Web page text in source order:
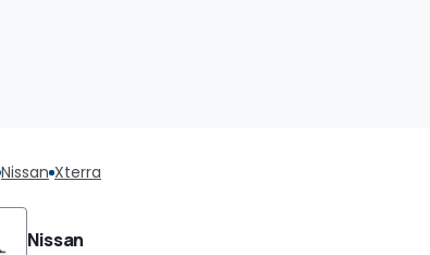
Nissan Xterra
Nissan